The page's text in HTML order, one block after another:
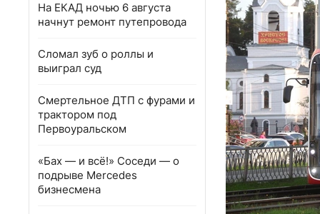
На ЕКАД ночью 6 августа
начнут ремонт путепровода
Сломал зуб о роллы и
выиграл суд
Смертельное ДТП с фурами и
трактором под
Первоуральском
«Бах — и всё!» Соседи — о
подрыве Mercedes
бизнесмена